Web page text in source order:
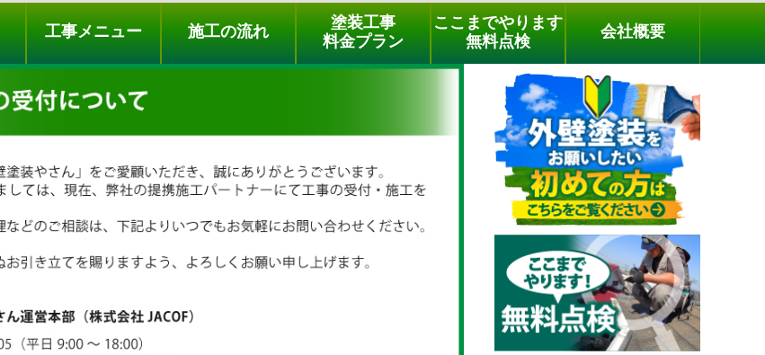
料金プラン 無料点検
電話でのご相談
[9時～18時まで受付中]
phone03-3779-1505
工事メニュー 施工の流れ
塗装工事
料金プラン
ここまでやります
無料点検
会社概要